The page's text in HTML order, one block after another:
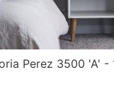
Perez 3500 'A' -